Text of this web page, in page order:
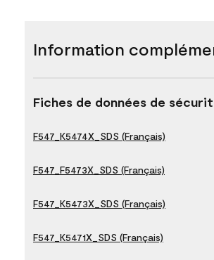
Information
Fiches de données de
F547_K5474X_SDS (Français)
F547_F5473X_SDS (Français)
F547_K5473X_SDS (Français)
F547_K5471X_SDS (Français)